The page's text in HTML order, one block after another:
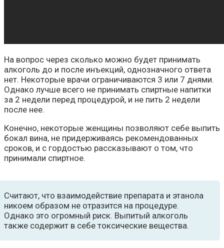
На вопрос через сколько можно будет принимать
алкоголь до и после инъекций, однозначного ответа
нет. Некоторые врачи ограничиваются 3 или 7 днями.
Однако лучше всего не принимать спиртные напитки
за 2 недели перед процедурой, и не пить 2 недели
после нее.
Конечно, некоторые женщины позволяют себе выпить
бокал вина, не придерживаясь рекомендованных
сроков, и с гордостью рассказывают о том, что
принимали спиртное.
Считают, что взаимодействие препарата и этанола
никоем образом не отразится на процедуре.
Однако это огромный риск. Выпитый алкоголь
также содержит в себе токсические вещества.